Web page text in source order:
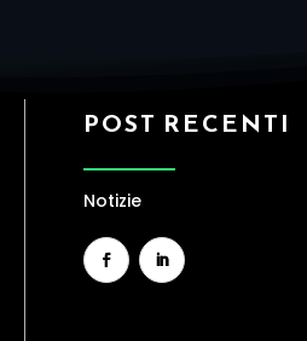
POST RECENTI
Notizie